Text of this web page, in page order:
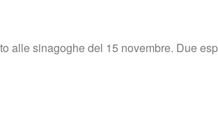
alle sinagoghe del 15 novembre. Due